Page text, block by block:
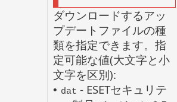
ダウンロードするアッ
プデートファイルの種
類を指定できます。指
定可能な値(大文字と小
文字を区別):
• dat - ESETセキュリテ